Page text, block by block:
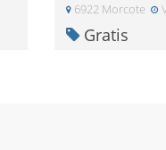
6922 Morcote
Gratis